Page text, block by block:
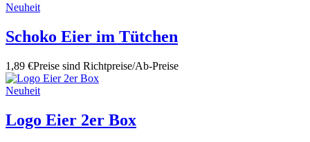
Neuheit
Schoko Eier im Tütchen
1,89 €Preise sind Richtpreise/Ab-Preise
Neuheit
Logo Eier 2er Box